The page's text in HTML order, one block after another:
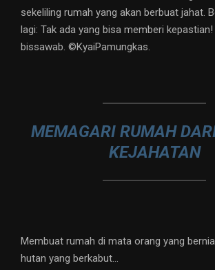
sekeliling rumah yang akan berbuat jahat.
lagi: Tak ada yang bisa memberi kepastian!
bissawab. ©️KyaiPamungkas.
MEMAGARI RUMAH
KEJAHATAN
Membuat rumah di mata orang yang
hutan yang berkabut…